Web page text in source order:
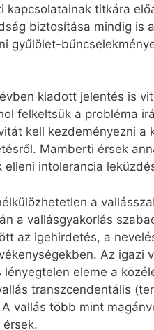
kapcsolatainak titkára
biztosítása mindig is
gyűlölet-
kiadott jelentés is
felkeltsük a probléma
kell kezdeményezni a
Mamberti érsek
intolerancia
a
a vallásgyakorlás
az igehirdetés, a
Az igazi
eleme a
transzcendentális
vallás több mint